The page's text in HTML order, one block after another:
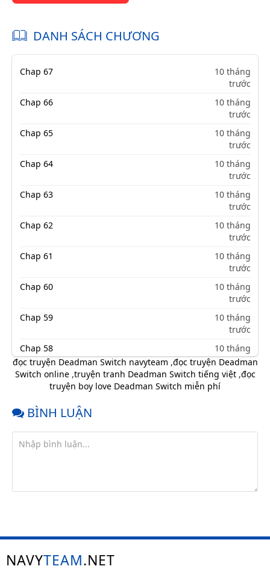
DANH SÁCH CHƯƠNG
Chap 67
10 tháng
trước
Chap 66
10 tháng
trước
Chap 65
10 tháng
trước
Chap 64
10 tháng
trước
Chap 63
10 tháng
trước
Chap 62
10 tháng
trước
Chap 61
10 tháng
trước
Chap 60
10 tháng
trước
Chap 59
10 tháng
trước
Chap 58
10 tháng
trước
Chap 57
10 tháng
Chap 56
Chap 55
Chap 51
đọc truyện Deadman Switch navyteam ,đọc truyện Deadman
Switch online,truyện tranh Deadman Switch tiếng việt,đọc
truyện boy love Deadman Switch miễn phí
BÌNH LUẬN
NAVYTEAM.NET